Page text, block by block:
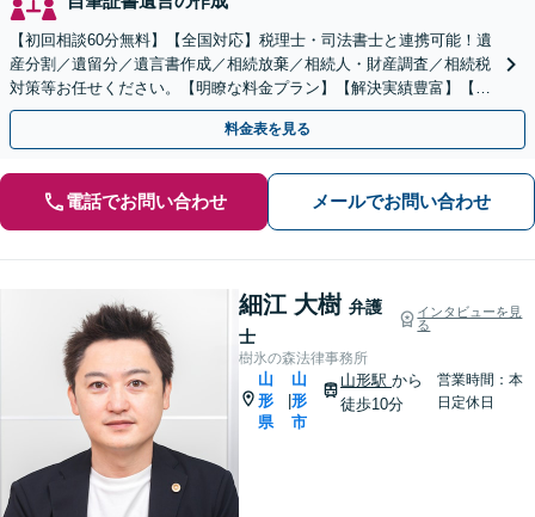
【初回相談60分無料】【全国対応】税理士・司法書士と連携可能！遺
産分割／遺留分／遺言書作成／相続放棄／相続人・財産調査／相続税
対策等お任せください。【明瞭な料金プラン】【解決実績豊富】【電
話相談可】
料金表を見る
電話でお問い合わせ メールでお問い合わせ
細江 大樹 弁護
士
インタビューを見
る
樹氷の森法律事務所
山
形
県
山
形
市
山形駅 から
徒歩10分
営業時間：本
日定休日